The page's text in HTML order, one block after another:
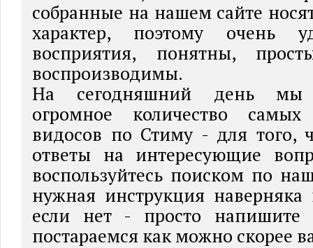
собранные на нашем сайте
характер, поэтому очень
восприятия, понятны,
воспроизводимы.
На сегодняшний день мы
огромное количество
видосов по Стиму - для того,
ответы на интересующие
воспользуйтесь поиском по
нужная инструкция наверняка
если нет - просто
постараемся как можно скорее